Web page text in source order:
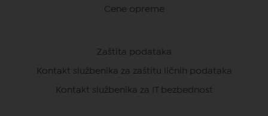
Cene opreme
Zaštita podataka
Kontakt službenika za zaštitu ličnih podataka
Kontakt službenika za IT bezbednost